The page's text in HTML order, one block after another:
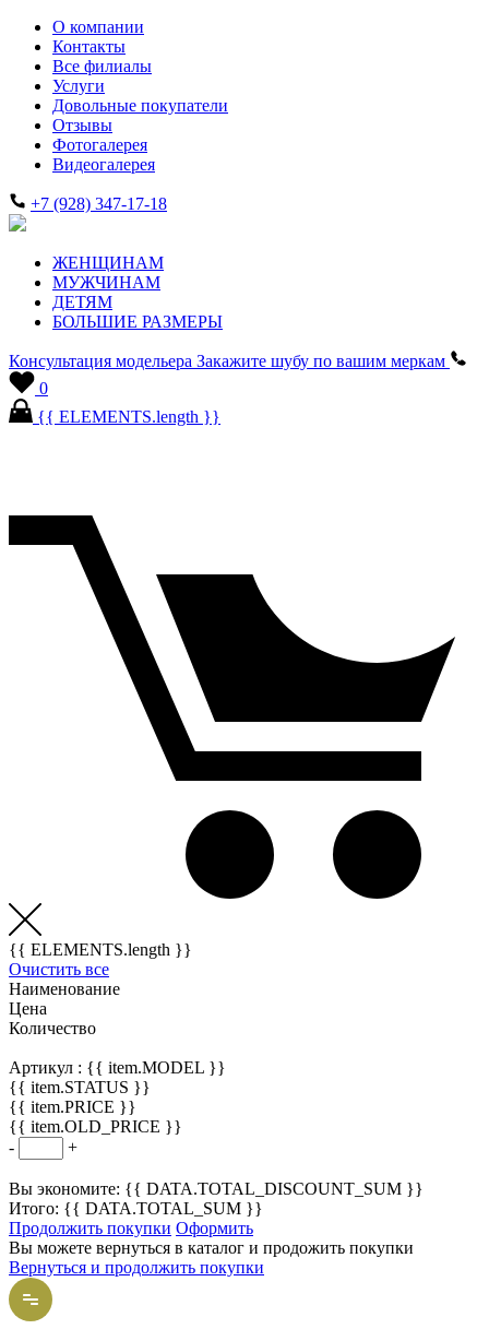
О компании
Контакты
Все филиалы
Услуги
Довольные покупатели
Отзывы
Фотогалерея
Видеогалерея
+7 (928) 347-17-18
ЖЕНЩИНАМ
МУЖЧИНАМ
ДЕТЯМ
БОЛЬШИЕ РАЗМЕРЫ
Консультация модельера Закажите шубу по вашим меркам
0
{{ ELEMENTS.length }}
{{ ELEMENTS.length }}
Очистить все
Наименование
Цена
Количество
Артикул : {{ item.MODEL }}
{{ item.STATUS }}
{{ item.PRICE }}
{{ item.OLD_PRICE }}
-
+
Вы экономите: {{ DATA.TOTAL_DISCOUNT_SUM }}
Итого: {{ DATA.TOTAL_SUM }}
Продолжить покупки Оформить
Вы можете вернуться в каталог и продожить покупки
Вернуться и продолжить покупки